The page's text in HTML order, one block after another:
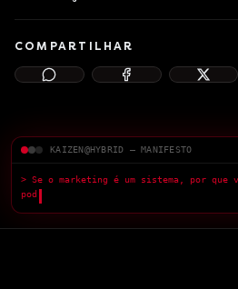
COMPARTILHAR
KAIZEN@HYBRID — MANIFESTO
> Se o marketing é um sistema, por que
pode fazer?